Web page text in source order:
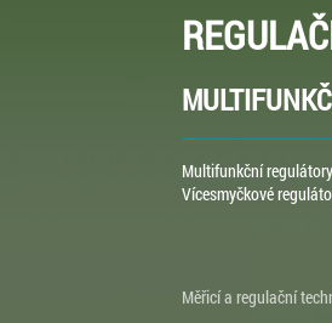
Multifunkční
Vícesmyčkové
Měřicí a regulační